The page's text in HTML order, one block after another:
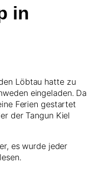
in
Löbtau hatte zu
eingeladen. Da
Ferien gestartet
der Tangun Kiel
es wurde jeder